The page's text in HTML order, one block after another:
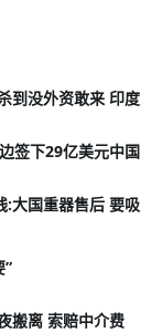
到没外资敢来 印度
签下29亿美元中国
:大国重器售后 要吸
”
搬离 索赔中介费